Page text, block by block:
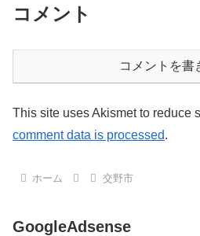
コメント
コメントを書
This site uses Akismet to reduce
comment data is processed.
ホーム 交野市
GoogleAdsense